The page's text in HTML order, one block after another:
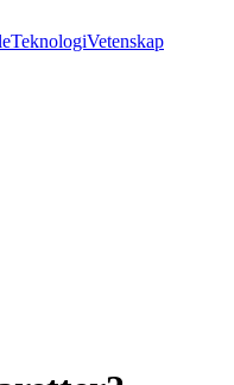
TeknologiVetenskap